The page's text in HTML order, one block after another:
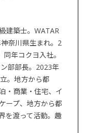
建築士。WATAR
奈川県生まれ。2
年コクヨ入社。
部部長。2023年
。地方から都
・商業・住宅、イ
ープ、地方から都
を渡って活動。趣